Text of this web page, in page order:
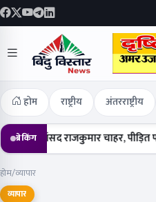
होम राष्ट्रीय अंतरराष्ट्रीय
ब्रेकिंग
राजकुमार चाहर, पीड़ित परिवार
होम/व्यापार
व्यापार